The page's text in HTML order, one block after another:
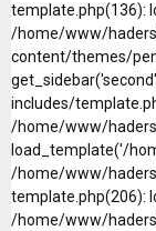
template.php(136):
/home/www/
content/themes/
includes/
/home/www/
load_template('/
/home/www/
template.php(206):
/home/www/